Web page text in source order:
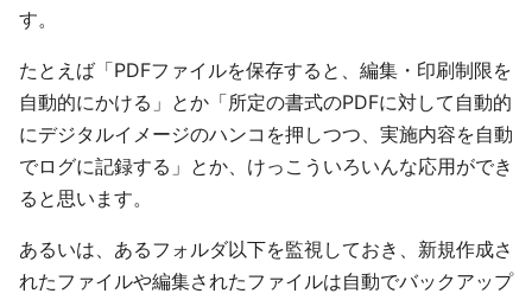
す。
たとえば「PDFファイルを保存すると、編集・印刷制限を
自動的にかける」とか「所定の書式のPDFに対して自動的
にデジタルイメージのハンコを押しつつ、実施内容を自動
でログに記録する」とか、けっこういろいんな応用ができ
ると思います。
あるいは、あるフォルダ以下を監視しておき、新規作成さ
れたファイルや編集されたファイルは自動でバックアップ